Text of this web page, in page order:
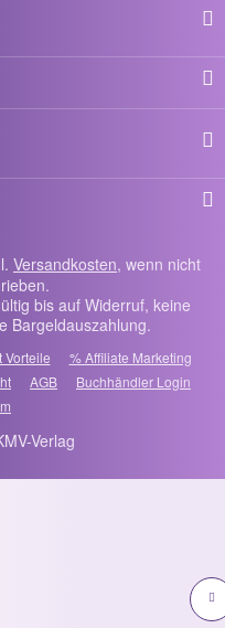
Versandkosten, wenn nicht
bis auf Widerruf, keine
Bargeldauszahlung.
Vorteile
% Affiliate Marketing
AGB
Buchhändler Login
Verlag